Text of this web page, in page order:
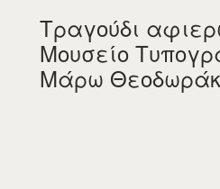
Τραγούδι
Μουσείο
Μάρω